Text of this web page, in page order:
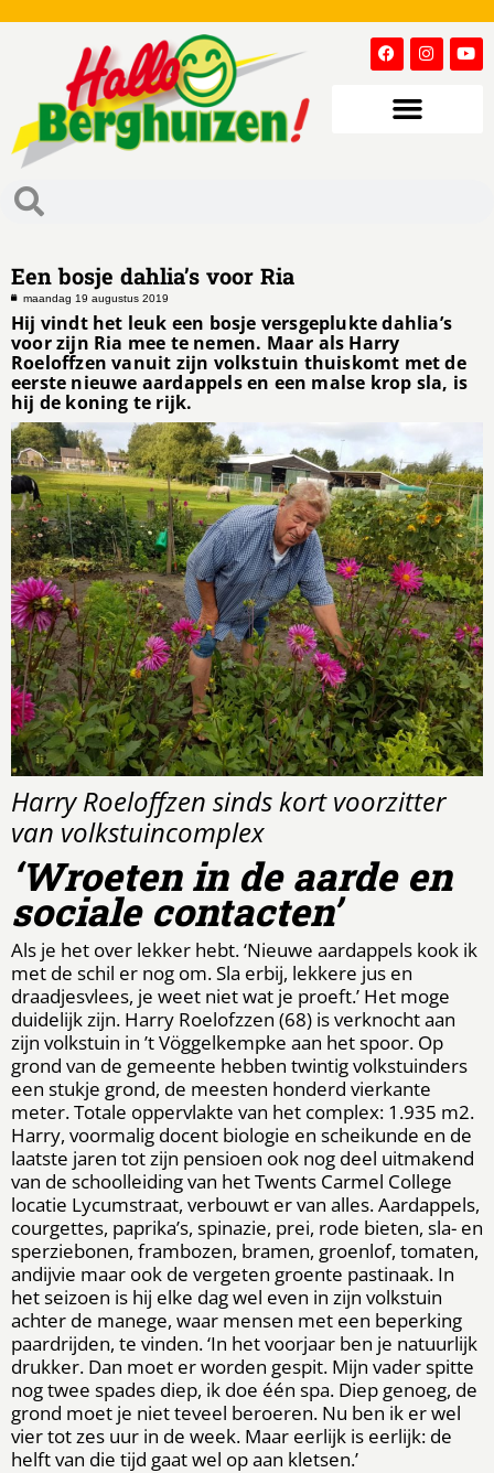
Een bosje dahlia’s voor Ria
maandag 19 augustus 2019
Hij vindt het leuk een bosje versgeplukte dahlia’s
voor zijn Ria mee te nemen. Maar als Harry
Roeloffzen vanuit zijn volkstuin thuiskomt met de
eerste nieuwe aardappels en een malse krop sla, is
hij de koning te rijk.
Harry Roeloffzen sinds kort voorzitter
van volkstuincomplex
‘Wroeten in de aarde en
sociale contacten’
Als je het over lekker hebt. ‘Nieuwe aardappels kook ik
met de schil er nog om. Sla erbij, lekkere jus en
draadjesvlees, je weet niet wat je proeft.’ Het moge
duidelijk zijn. Harry Roelofzzen (68) is verknocht aan
zijn volkstuin in ’t Vöggelkempke aan het spoor. Op
grond van de gemeente hebben twintig volkstuinders
een stukje grond, de meesten honderd vierkante
meter. Totale oppervlakte van het complex: 1.935 m2.
Harry, voormalig docent biologie en scheikunde en de
laatste jaren tot zijn pensioen ook nog deel uitmakend
van de schoolleiding van het Twents Carmel College
locatie Lycumstraat, verbouwt er van alles. Aardappels,
courgettes, paprika’s, spinazie, prei, rode bieten, sla- en
sperziebonen, frambozen, bramen, groenlof, tomaten,
andijvie maar ook de vergeten groente pastinaak. In
het seizoen is hij elke dag wel even in zijn volkstuin
achter de manege, waar mensen met een beperking
paardrijden, te vinden. ‘In het voorjaar ben je natuurlijk
drukker. Dan moet er worden gespit. Mijn vader spitte
nog twee spades diep, ik doe één spa. Diep genoeg, de
grond moet je niet teveel beroeren. Nu ben ik er wel
vier tot zes uur in de week. Maar eerlijk is eerlijk: de
helft van die tijd gaat wel op aan kletsen.’